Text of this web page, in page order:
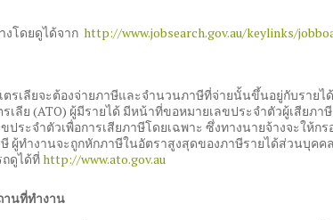
งโดยดูได้จาก http://www.jobsearch.gov.au/keylinks/
รเลียจะต้องจ่ายภาษีและจำนวนภาษีที่จ่ายนั้นขึ้นอยู่กับราย
เลีย (ATO) ผู้มีรายได้ มีหน้าที่ขอหมายเลขประจำตัวผู้เสียภา
ประจำตัวเพื่อการเสียภาษีโดยเฉพาะ ซึ่งทางนายจ้างจะให้
ผู้ทำงานจะถูกหักภาษีในอัตราสูงสุดของภาษีรายได้ส่วนบุค
ถดูได้ที่http://www.ato.gov.au
นที่ทำงาน